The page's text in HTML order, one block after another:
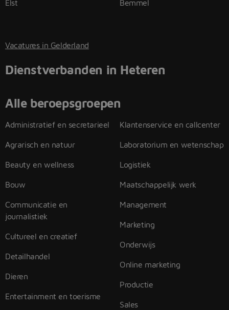
Elst Bemmel
Vacatures in Gelderland
Dienstverbanden in Heteren
Alle beroepsgroepen
Administratief en secretarieel
Agrarisch en natuur
Beauty en wellness
Bouw
Communicatie en
journalistiek
Cultureel en creatief
Detailhandel
Dieren
Entertainment en toerisme
Klantenservice en callcenter
Laboratorium en wetenschap
Logistiek
Maatschappelijk werk
Management
Marketing
Onderwijs
Online marketing
Productie
Sales